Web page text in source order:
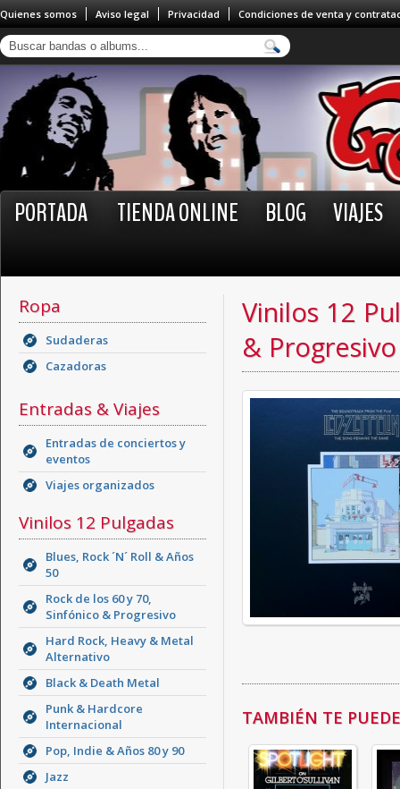
Quienes somos Aviso legal Privacidad Condiciones de venta y
PORTADA TIENDA ONLINE BLOG VIAJES
Ropa
Sudaderas
Cazadoras
Entradas & Viajes
Entradas de conciertos y
eventos
Viajes organizados
Vinilos 12 Pulgadas
Blues, Rock ´N´ Roll & Años
50
Rock de los 60 y 70,
Sinfónico & Progresivo
Hard Rock, Heavy & Metal
Alternativo
Black & Death Metal
Punk & Hardcore
Internacional
Pop, Indie & Años 80 y 90
Jazz
Vinilos 12
& Progresivo
TAMBIÉN TE